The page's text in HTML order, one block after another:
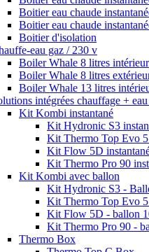
Boitier eau chaude
Boitier eau chaude
Boitier d'isolation
eau gaz / 230 v
Boiler Whale 8 litres intérieur
Boiler Whale 8 litres
Boiler Whale 13 litres
intégrées chauffage +
Kit Kombi instantané
Kit Hydronic S3
Kit Thermo Top Evo 5
Kit Flow 5D
Kit Thermo Pro 90
Kit Kombi avec ballon
Kit Hydronic S3 -
Kit Thermo Top Evo
Kit Flow 5D - ballon
Kit Thermo Pro 90 -
Thermo Box